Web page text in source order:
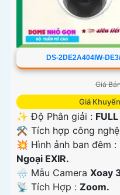
DS-2DE2A404IW-
Giá
Giá
✨ Độ Phân giải :
⚒ Tích hợp công
💥 Hình ảnh ban đêm :
Ngoại EXIR.
🌧️ Mẫu Camera Xoay
️📡 Tích Hợp : Zoom.